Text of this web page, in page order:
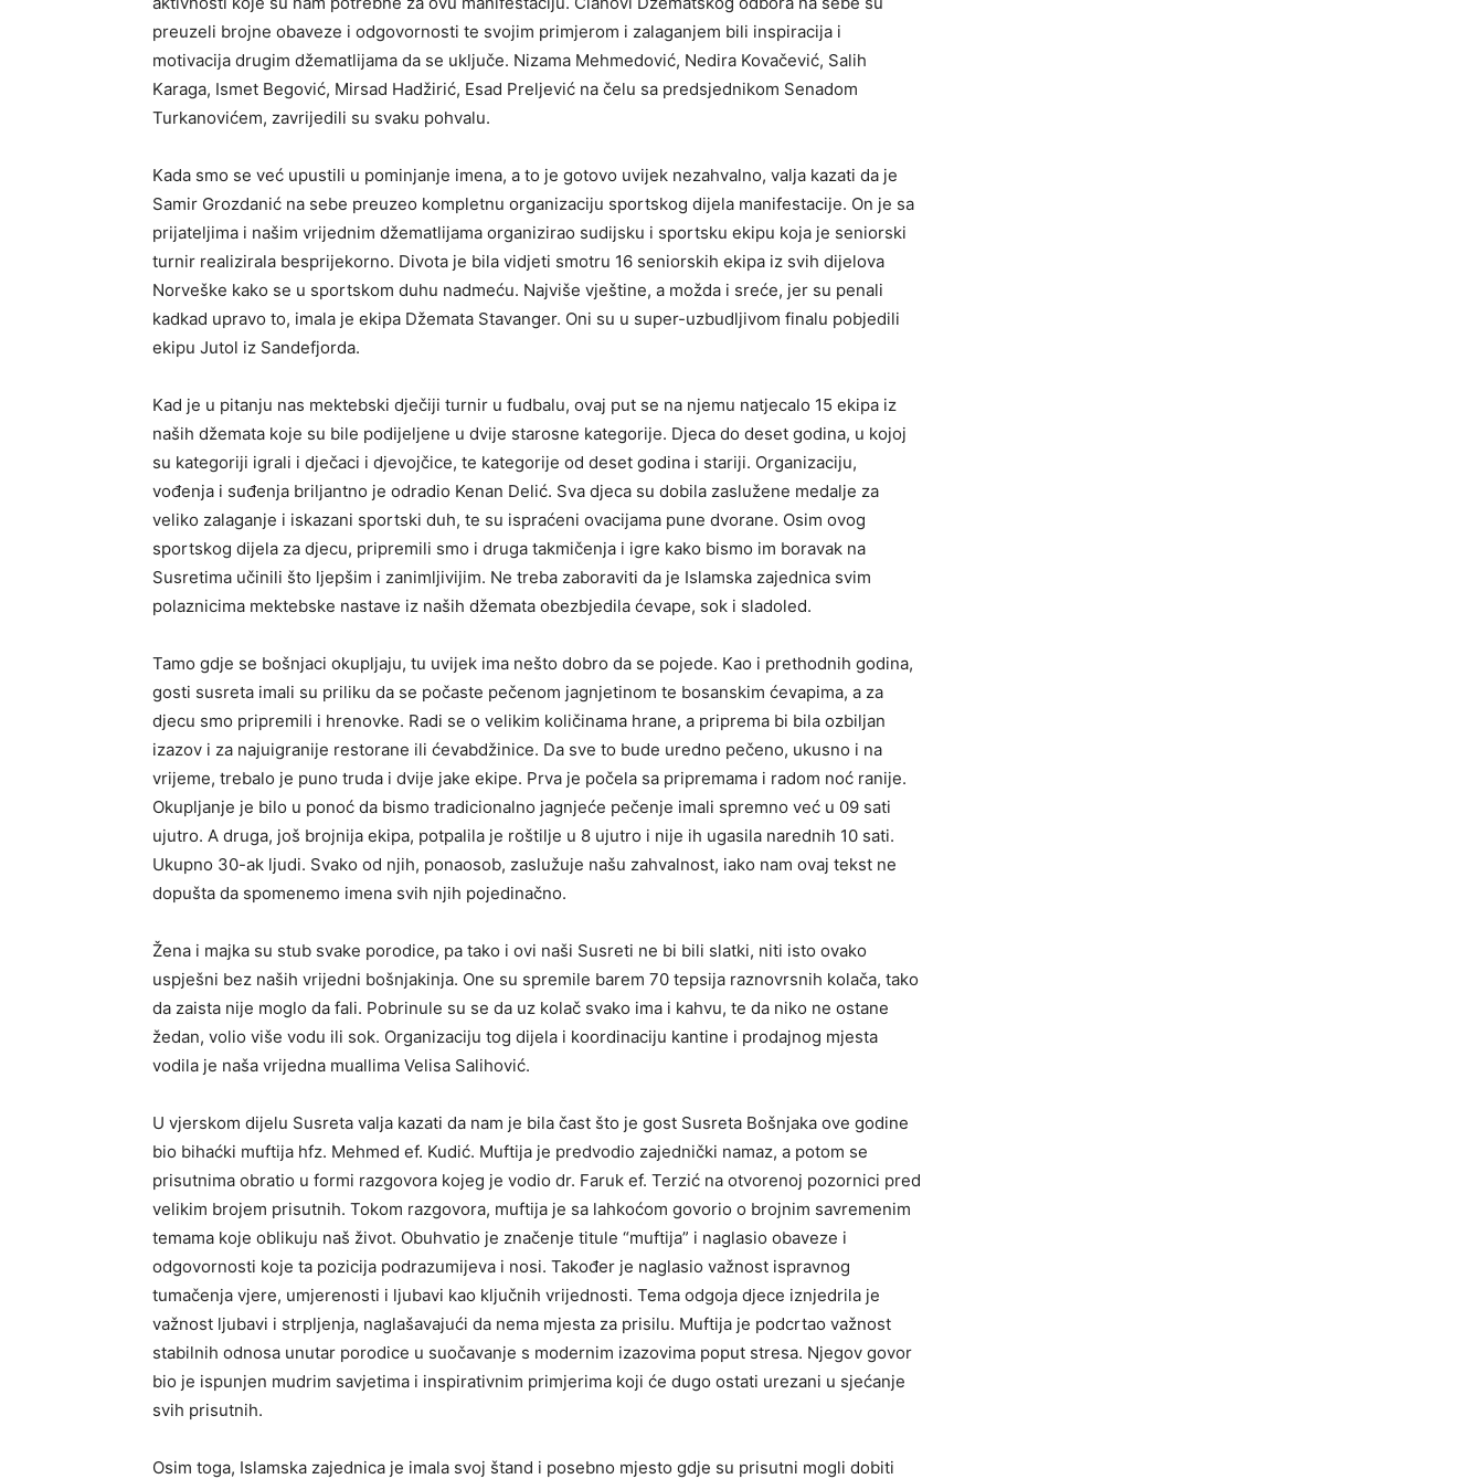
preuzeli brojne obaveze i odgovornosti te svojim primjerom i zalaganjem bili inspiracija i
motivacija drugim džematlijama da se uključe. Nizama Mehmedović, Nedira Kovačević, Salih
Karaga, Ismet Begović, Mirsad Hadžirić, Esad Preljević na čelu sa predsjednikom Senadom
Turkanovićem, zavrijedili su svaku pohvalu.
Kada smo se već upustili u pominjanje imena, a to je gotovo uvijek nezahvalno, valja kazati da je
Samir Grozdanić na sebe preuzeo kompletnu organizaciju sportskog dijela manifestacije. On je sa
prijateljima i našim vrijednim džematlijama organizirao sudijsku i sportsku ekipu koja je seniorski
turnir realizirala besprijekorno. Divota je bila vidjeti smotru 16 seniorskih ekipa iz svih dijelova
Norveške kako se u sportskom duhu nadmeću. Najviše vještine, a možda i sreće, jer su penali
kadkad upravo to, imala je ekipa Džemata Stavanger. Oni su u super-uzbudljivom finalu pobjedili
ekipu Jutol iz Sandefjorda.
Kad je u pitanju nas mektebski dječiji turnir u fudbalu, ovaj put se na njemu natjecalo 15 ekipa iz
naših džemata koje su bile podijeljene u dvije starosne kategorije. Djeca do deset godina, u kojoj
su kategoriji igrali i dječaci i djevojčice, te kategorije od deset godina i stariji. Organizaciju,
vođenja i suđenja briljantno je odradio Kenan Delić. Sva djeca su dobila zaslužene medalje za
veliko zalaganje i iskazani sportski duh, te su ispraćeni ovacijama pune dvorane. Osim ovog
sportskog dijela za djecu, pripremili smo i druga takmičenja i igre kako bismo im boravak na
Susretima učinili što ljepšim i zanimljivijim. Ne treba zaboraviti da je Islamska zajednica svim
polaznicima mektebske nastave iz naših džemata obezbjedila ćevape, sok i sladoled.
Tamo gdje se bošnjaci okupljaju, tu uvijek ima nešto dobro da se pojede. Kao i prethodnih godina,
gosti susreta imali su priliku da se počaste pečenom jagnjetinom te bosanskim ćevapima, a za
djecu smo pripremili i hrenovke. Radi se o velikim količinama hrane, a priprema bi bila ozbiljan
izazov i za najuigranije restorane ili ćevabdžinice. Da sve to bude uredno pečeno, ukusno i na
vrijeme, trebalo je puno truda i dvije jake ekipe. Prva je počela sa pripremama i radom noć ranije.
Okupljanje je bilo u ponoć da bismo tradicionalno jagnjeće pečenje imali spremno već u 09 sati
ujutro. A druga, još brojnija ekipa, potpalila je roštilje u 8 ujutro i nije ih ugasila narednih 10 sati.
Ukupno 30-ak ljudi. Svako od njih, ponaosob, zaslužuje našu zahvalnost, iako nam ovaj tekst ne
dopušta da spomenemo imena svih njih pojedinačno.
Žena i majka su stub svake porodice, pa tako i ovi naši Susreti ne bi bili slatki, niti isto ovako
uspješni bez naših vrijedni bošnjakinja. One su spremile barem 70 tepsija raznovrsnih kolača, tako
da zaista nije moglo da fali. Pobrinule su se da uz kolač svako ima i kahvu, te da niko ne ostane
žedan, volio više vodu ili sok. Organizaciju tog dijela i koordinaciju kantine i prodajnog mjesta
vodila je naša vrijedna muallima Velisa Salihović.
U vjerskom dijelu Susreta valja kazati da nam je bila čast što je gost Susreta Bošnjaka ove godine
bio bihaćki muftija hfz. Mehmed ef. Kudić. Muftija je predvodio zajednički namaz, a potom se
prisutnima obratio u formi razgovora kojeg je vodio dr. Faruk ef. Terzić na otvorenoj pozornici pred
velikim brojem prisutnih. Tokom razgovora, muftija je sa lahkoćom govorio o brojnim savremenim
temama koje oblikuju naš život. Obuhvatio je značenje titule “muftija” i naglasio obaveze i
odgovornosti koje ta pozicija podrazumijeva i nosi. Također je naglasio važnost ispravnog
tumačenja vjere, umjerenosti i ljubavi kao ključnih vrijednosti. Tema odgoja djece iznjedrila je
važnost ljubavi i strpljenja, naglašavajući da nema mjesta za prisilu. Muftija je podcrtao važnost
stabilnih odnosa unutar porodice u suočavanje s modernim izazovima poput stresa. Njegov govor
bio je ispunjen mudrim savjetima i inspirativnim primjerima koji će dugo ostati urezani u sjećanje
svih prisutnih.
Osim toga, Islamska zajednica je imala svoj štand i posebno mjesto gdje su prisutni mogli dobiti